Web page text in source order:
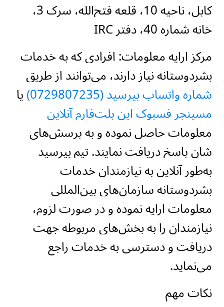
کابل، ناحیه 10، قلعه فتح‌الله، سرک 3،
خانه شماره 40، دفتر IRC
مرکز ارایه معلومات:افرادی که به خدمات
بشردوستانه نیاز دارند، می‌توانند از طریق
شماره واتساپ بپرسید (0729807235) یا
مسینجر فسبوک این پلت‌فارم آنلاین
معلومات حاصل نموده و به پرسش‌های
شان پاسخ دریافت نمایند. تیم بپرسید
به‌طور آنلاین به نیازمندان خدمات
بشردوستانه سازمان‌های بین‌المللی
معلومات ارایه نموده و در صورت لزوم،
نیازمندان را به بخش‌های مربوطه جهت
دریافت و دسترسی به خدمات راجع
می‌نماید.
نکات مهم